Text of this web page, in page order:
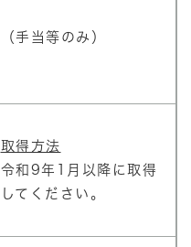
（手当等のみ）
取得方法
令和9年1月以降に取得
してください。